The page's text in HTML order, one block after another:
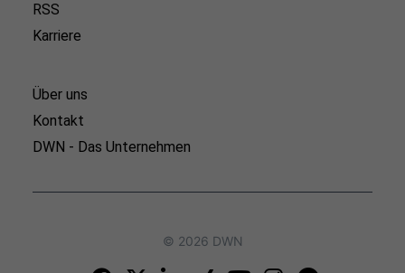
RSS
Karriere
Über uns
Kontakt
DWN - Das Unternehmen
© 2026 DWN